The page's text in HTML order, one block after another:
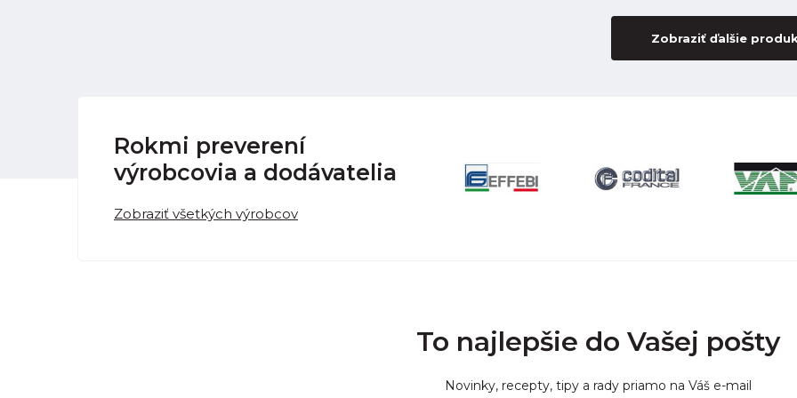
Zobraziť ďalšie
Rokmi preverení
výrobcovia a dodávatelia
Zobraziť všetkých výrobcov
To najlepšie do Vašej pošty
Novinky, recepty, tipy a rady priamo na Váš e-mail